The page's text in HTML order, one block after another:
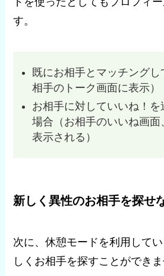
す。
既にお相手とマッチング
相手のトーク画面に表示）
お相手に対していいね！を
場合（お相手のいいね画面
表示される）
新しく異性のお相手を探せ
次に、休憩モードを利用して
しくお相手を探すことができま